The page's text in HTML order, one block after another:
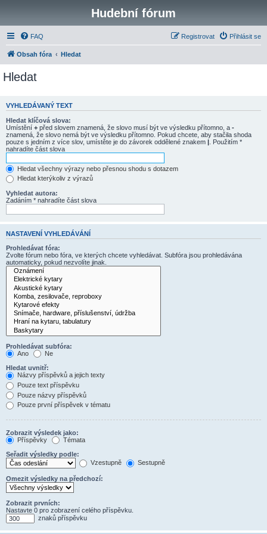
Hudební fórum
FAQ Přihlásit se
Registrovat
Obsah fóra Hledat
Hledat
VYHLEDÁVANÝ TEXT
Hledat klíčová slova:
Umístění + před slovem znamená, že slovo musí být ve výsledku přítomno, a -
znamená, že slovo nemá být ve výsledku přítomno. Pokud chcete, aby stačila shoda
pouze s jedním z více slov, umístěte je do závorek oddělené znakem | . Použitím *
nahradíte část slova
Hledat všechny výrazy nebo přesnou shodu s dotazem
Hledat kterýkoliv z výrazů
Vyhledat autora:
Zadáním * nahradíte část slova
NASTAVENÍ VYHLEDÁVÁNÍ
Prohledávat fóra:
Zvolte fórum nebo fóra, ve kterých chcete vyhledávat. Subfóra jsou prohledávána
automaticky, pokud nezvolíte jinak.
Prohledávat subfóra:
Ano
Ne
Hledat uvnitř:
Názvy příspěvků a jejich texty
Pouze text příspěvku
Pouze názvy příspěvků
Pouze první příspěvek v tématu
Zobrazit výsledek jako:
Příspěvky
Témata
Seřadit výsledky podle:
Vzestupně
Sestupně
Omezit výsledky na předchozí:
Zobrazit prvních:
Nastavte 0 pro zobrazení celého příspěvku.
znaků příspěvku